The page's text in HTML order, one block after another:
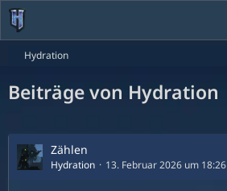
Hydration
Beiträge von Hydration
Zählen
Hydration 13. Februar 2026 um 18:26